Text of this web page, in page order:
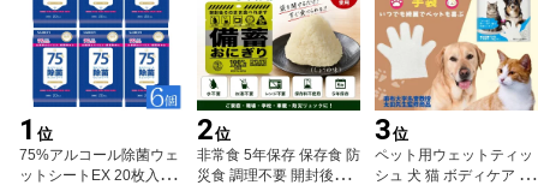
1 位
75%アルコール除菌ウェ
ットシートEX 20枚入×6
2位
非常食 5年保存 保存食 防
災食 調理不要 開封後そ
3位
ペット用ウェットティッ
シュ 犬 猫 ボディケア ク